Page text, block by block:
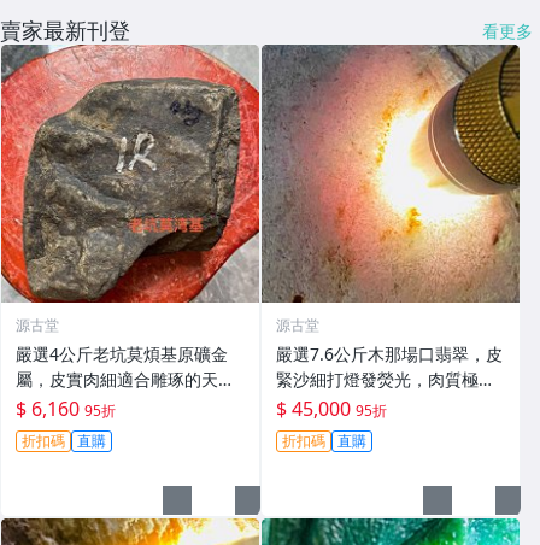
賣家最新刊登 看更多
源古堂
嚴選4公斤老坑莫煩基原礦金
屬，皮實肉細適合雕琢的天然
翡翠原石。天然翡翠 翡翠玉石
A貨翡翠
$ 6,160 95折
折扣碼 直購
源古堂
嚴選7.6公斤木那場口翡翠，皮
緊沙細打燈發熒光，肉質極致
細膩重量壓手，適合打造手
鐲，尤其推薦春帶彩款式，可
玩性超高#翡翠 #天然翡翠 #A
$ 45,000 95折
折扣碼 直購